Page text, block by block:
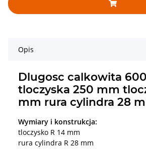
Opis
Dlugosc calkowita
tloczyska 250 mm
mm rura cylindra 28
Wymiary i konstrukcja:
tloczysko R 14 mm
rura cylindra R 28 mm